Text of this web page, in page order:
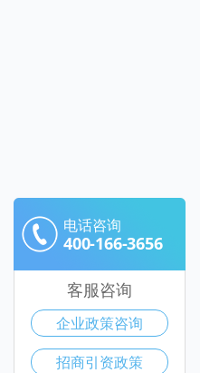
电话咨询
400-166-3656
客服咨询
企业政策咨询
招商引资政策